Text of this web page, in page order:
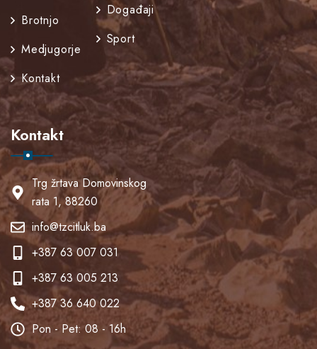
Brotnjo
Medjugorje
Kontakt
Događaji
Sport
Kontakt
Trg žrtava Domovinskog
rata 1, 88260
info@tzcitluk.ba
+387 63 007 031
+387 63 005 213
+387 36 640 022
Pon - Pet: 08 - 16h